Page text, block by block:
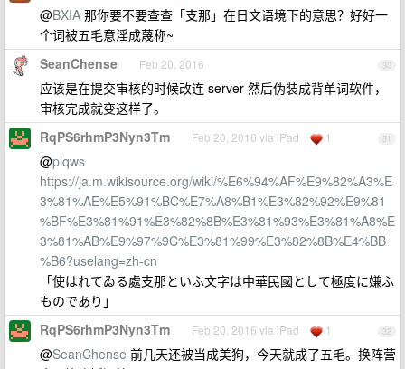
@BXIA 那你要不要查查「支那」在日文语境下的意思？好好一
个词被五毛意淫成蔑称~
30
SeanChense Feb 20, 2016
应该是在提交审核的时候改连 server 然后伪装成背单词软件，
审核完成就变这样了。
31
RqPS6rhmP3Nyn3Tm Feb 20, 2016 via iPad 1
@plqws
https://ja.m.wikisource.org/wiki/%E6%94%AF%E9%82%A3%E
3%81%AE%E5%91%BC%E7%A8%B1%E3%82%92%E9%81
%BF%E3%81%91%E3%82%8B%E3%81%93%E3%81%A8%E
3%81%AB%E9%97%9C%E3%81%99%E3%82%8B%E4%BB
%B6?uselang=zh-cn
「使はれてゐる處支那といふ文字は中華民國として極度に嫌ふ
ものであり」
32
RqPS6rhmP3Nyn3Tm Feb 20, 2016 via iPad 1
@SeanChense 前几天还被当成美狗，今天就成了五毛。换阵营